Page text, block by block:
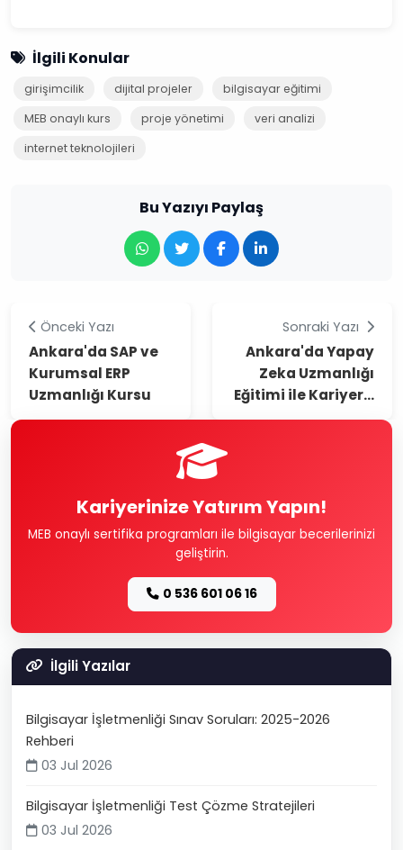
İlgili Konular
girişimcilik dijital projeler
bilgisayar eğitimi
MEB onaylı kurs
proje yönetimi
veri analizi
internet teknolojileri
Bu Yazıyı Paylaş
Önceki Yazı
Ankara'da SAP ve
Kurumsal ERP
Uzmanlığı Kursu
Sonraki Yazı
Ankara'da Yapay
Zeka Uzmanlığı
Eğitimi ile Kariyer...
Kariyerinize Yatırım Yapın!
MEB onaylı sertifika programları ile bilgisayar becerilerinizi
geliştirin.
0 536 601 06 16
İlgili Yazılar
Bilgisayar İşletmenliği Sınav Soruları: 2025-2026
Rehberi
03 Jul 2026
Bilgisayar İşletmenliği Test Çözme Stratejileri
03 Jul 2026